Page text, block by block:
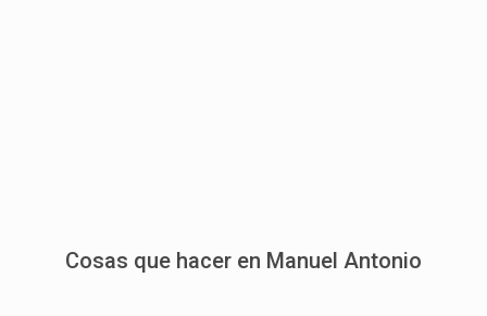
Cosas que hacer en Manuel Antonio